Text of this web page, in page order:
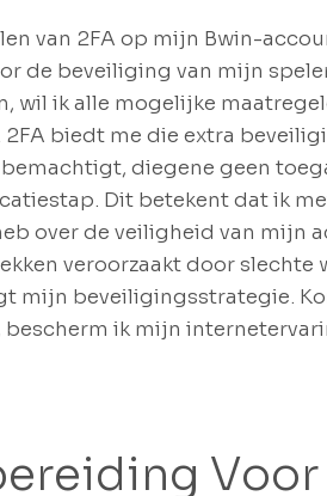
van 2FA op mijn Bwin-
de beveiliging van mijn
wil ik alle mogelijke
2FA biedt me die extra
diegene geen
Dit betekent dat ik
over de veiligheid van mijn
veroorzaakt door slechte
mijn beveiligingsstrategie.
ik mijn